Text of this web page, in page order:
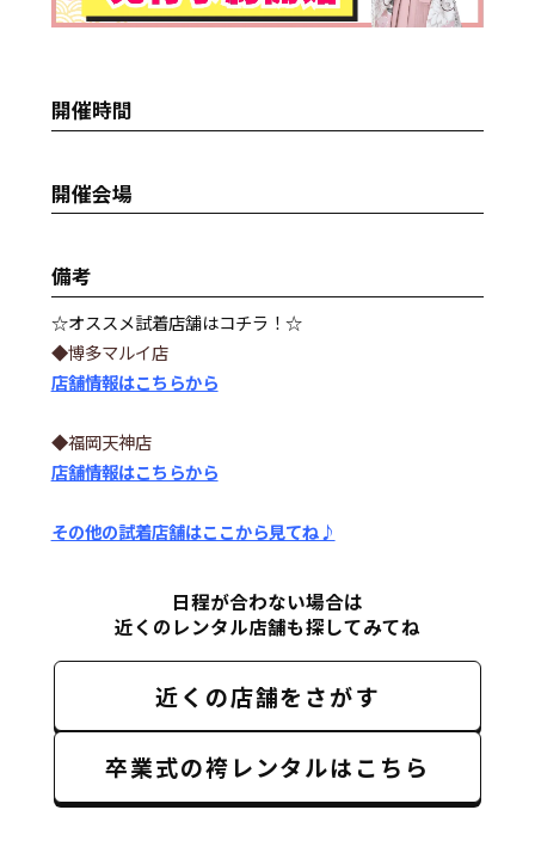
開催時間
開催会場
備考
☆オススメ試着店舗はコチラ！☆
◆博多マルイ店
店舗情報はこちらから
◆福岡天神店
店舗情報はこちらから
その他の試着店舗はここから見てね♪
日程が合わない場合は
近くのレンタル店舗も探してみてね
近くの店舗をさがす
卒業式の袴レンタルはこちら